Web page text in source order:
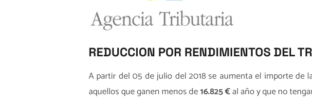
REDUCCION POR RENDIMIENTOS DEL
A partir del 05 de julio del 2018 se aumenta el importe
aquellos que ganen menos de16.825 €al año y que no